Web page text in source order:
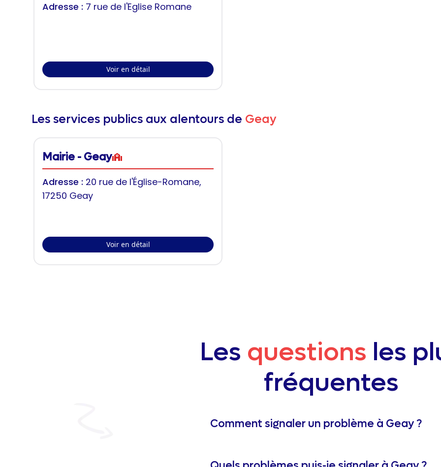
Adresse : 7 rue de l'Eglise Romane
Voir en détail
Les services publics aux alentours de Geay
Mairie - Geay
Adresse : 20 rue de l'Église-Romane,
17250 Geay
Voir en détail
Les questions les
fréquentes
Comment signaler un problème à Geay ?